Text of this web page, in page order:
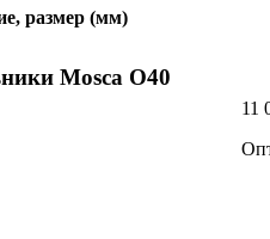
размер (мм)
Mosca O40
11